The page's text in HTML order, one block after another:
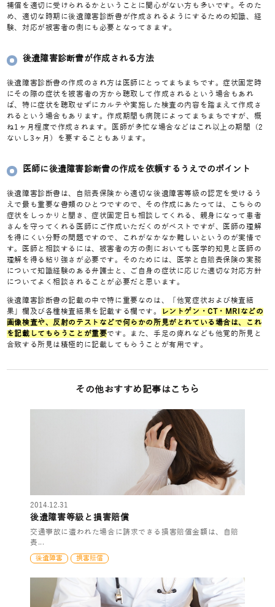
補償を適切に受けられるかということに関心がない方も多いです。そのた
め、適切な時期に後遺障害診断書が作成されるようにするための知識、経
験、対応が被害者の側にも必要となってきます。
後遺障害診断書が作成される方法
後遺障害診断書の作成のされ方は医師にとってまちまちです。症状固定時
にその際の症状を被害者の方から聴取して作成されるという場合もあれ
ば、特に症状を聴取せずにカルテや実施した検査の内容を踏まえて作成さ
れるという場合もあります。作成期間も病院によってまちまちですが、概
ね1ヶ月程度で作成されます。医師が多忙な場合などはこれ以上の期間（2
ないし3ヶ月）を要することもあります。
医師に後遺障害診断書の作成を依頼するうえでのポイント
後遺障害診断書は、自賠責保険から適切な後遺障害等級の認定を受けるう
えで最も重要な書類のひとつですので、その作成にあたっては、こちらの
症状をしっかりと聞き、症状固定日も相談してくれる、親身になって患者
さんを守ってくれる医師にご作成いただくのがベストですが、医師の理解
を得にくい分野の問題ですので、これがなかなか難しいというのが実情で
す。医師と相談するには、被害者の方の側においても医学的知見と医師の
理解を得る粘り強さが必要です。そのためには、医学と自賠責保険の実務
について知識経験のある弁護士と、ご自身の症状に応じた適切な対応方針
についてよく相談されることが必要だと思います。
後遺障害診断書の記載の中で特に重要なのは、「他覚症状および検査結
果」欄及び各種検査結果を記載する欄です。
レントゲン・CT・MRIなどの
画像検査や、反射のテストなどで何らかの所見がとれている場合は、これ
を記載してもらうことが重要です。また、手足の痺れなども他覚的所見と
合致する所見は積極的に記載してもらうことが有用です。
その他おすすめ記事はこちら
2014.12.31
後遺障害等級と損害賠償
交通事故に遭われた場合に請求できる損害賠償金額は、自賠
責...
後遺障害 損害賠償